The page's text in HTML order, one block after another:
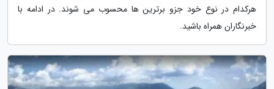
هرکدام در نوع خود جزو برترین ها محسوب می شوند. در ادامه با
خبرنگاران همراه باشید.